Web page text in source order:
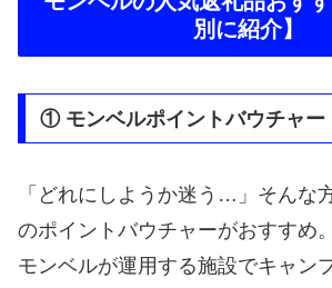
別に紹介】
① モンベルポイントバウチャー
「どれにしようか迷う…」そんな
のポイントバウチャーがおすすめ。
モンベルが運用する施設でキャン